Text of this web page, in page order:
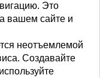
Это
вашем сайте и
неотъемлемой
Создавайте